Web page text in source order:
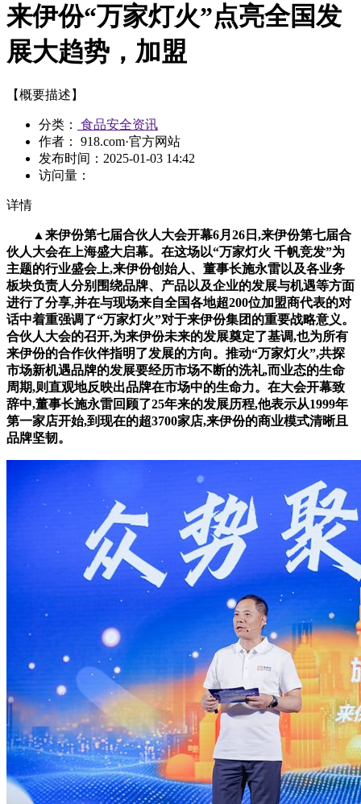
来伊份“万家灯火”点亮全国发
展大趋势，加盟
【概要描述】
分类：
食品安全资讯
作者： 918.com·官方网站
发布时间： 2025-01-03 14:42
访问量：
详情
▲来伊份第七届合伙人大会开幕6月26日,来伊份第七届合
伙人大会在上海盛大启幕。在这场以“万家灯火 千帆竞发”为
主题的行业盛会上,来伊份创始人、董事长施永雷以及各业务
板块负责人分别围绕品牌、产品以及企业的发展与机遇等方面
进行了分享,并在与现场来自全国各地超200位加盟商代表的对
话中着重强调了“万家灯火”对于来伊份集团的重要战略意义。
合伙人大会的召开,为来伊份未来的发展奠定了基调,也为所有
来伊份的合作伙伴指明了发展的方向。推动“万家灯火”,共探
市场新机遇品牌的发展要经历市场不断的洗礼,而业态的生命
周期,则直观地反映出品牌在市场中的生命力。在大会开幕致
辞中,董事长施永雷回顾了25年来的发展历程,他表示从1999年
第一家店开始,到现在的超3700家店,来伊份的商业模式清晰且
品牌坚韧。